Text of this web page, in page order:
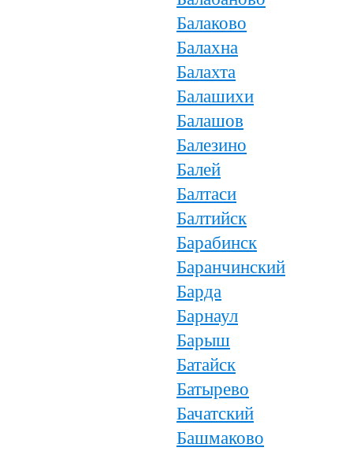
Балаково
Балахна
Балахта
Балашихи
Балашов
Балезино
Балей
Балтаси
Балтийск
Барабинск
Баранчинский
Барда
Барнаул
Барыш
Батайск
Батырево
Бачатский
Башмаково